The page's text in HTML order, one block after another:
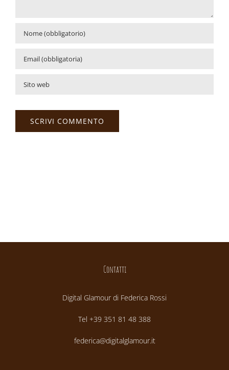
Contatti
Digital Glamour di Federica Rossi
Tel +39 351 81 48 388
federica@digitalglamour.it